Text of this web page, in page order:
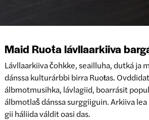
Maid Ruoŧa lávllaarkiiva
Lávllaarkiiva čohkke, seailluha, dutká ja
dánssa kulturárbbi birra Ruoŧas.
álbmotmusihka, lávlagiid, boarrásit
álbmotlaš dánssa surggiiguin. Arkiiva
gii háliida váldit oasi das.